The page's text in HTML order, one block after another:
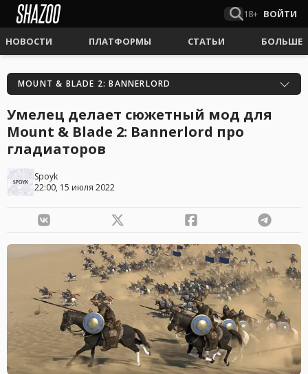
18+ ВОЙТИ
НОВОСТИ ПЛАТФОРМЫ СТАТЬИ БОЛЬШЕ
MOUNT & BLADE 2: BANNERLORD
Умелец делает сюжетный мод для
Mount & Blade 2: Bannerlord про
гладиаторов
Spoyk
22:00, 15 июля 2022